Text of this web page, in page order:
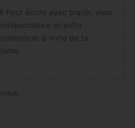
Pour écrire avec plaisir, viser
et enfin
à vivre de ta